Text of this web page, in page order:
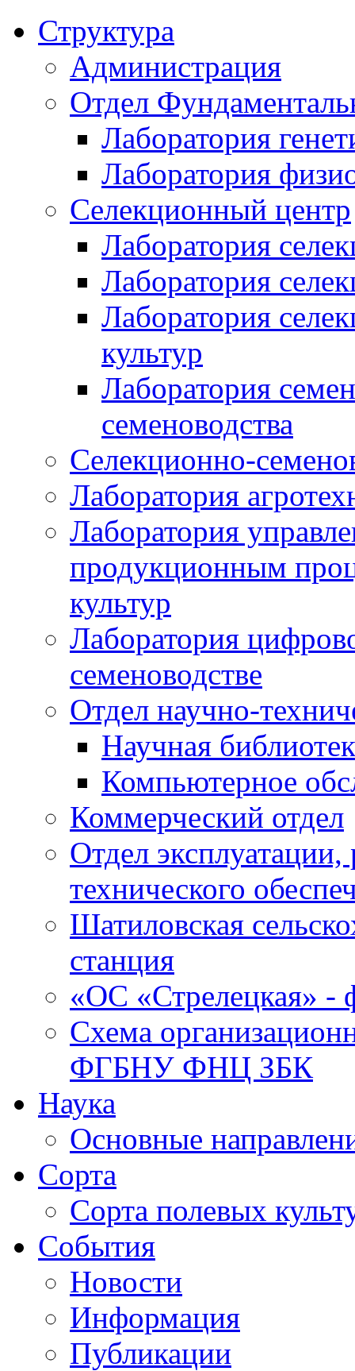
Структура
Администрация
Отдел
Лаборатория
Лаборатория
Селекционный центр
Лаборатория
Лаборатория
Лаборатория
культур
Лаборатория
семеноводства
Селекционно-
Лаборатория
Лаборатория
продукционным
культур
Лаборатория
семеноводстве
Отдел научно-
Научная
Компьютерное
Коммерческий отдел
Отдел
технического
Шатиловская
станция
«ОС «Стрелецкая»
Схема
ФГБНУ ФНЦ ЗБК
Наука
Основные
Сорта
Сорта полевых
События
Новости
Информация
Публикации